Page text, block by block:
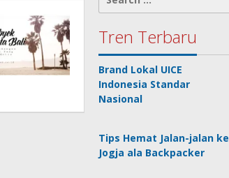
for:
Tren Terbaru
Brand Lokal UICE
Indonesia Standar
Nasional
Tips Hemat Jalan-jalan ke
Jogja ala Backpacker